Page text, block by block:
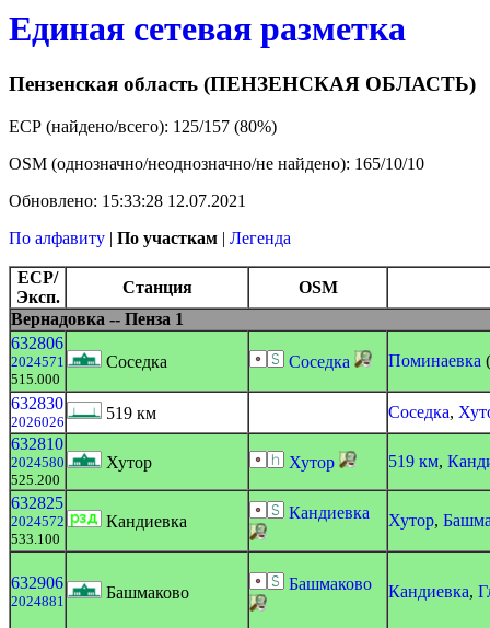
Единая сетевая разметка
Пензенская область (ПЕНЗЕНСКАЯ ОБЛАСТЬ)
ЕСР (найдено/всего): 125/157 (80%)
OSM (однозначно/неоднозначно/не найдено): 165/10/10
Обновлено: 15:33:28 12.07.2021
По алфавиту | По участкам | Легенда
ЕСР/
Эксп.
Станция
OSM
Вернадовка -- Пенза 1
632806
2024571
515.000
Соседка Соседка Поминаевка
632830
2026026 519 км Соседка,
632810
2024580
525.200
Хутор Хутор 519 км,
632825
2024572
533.100
Кандиевка Кандиевка Хутор,
632906
2024881 Башмаково Башмаково Кандиевка,